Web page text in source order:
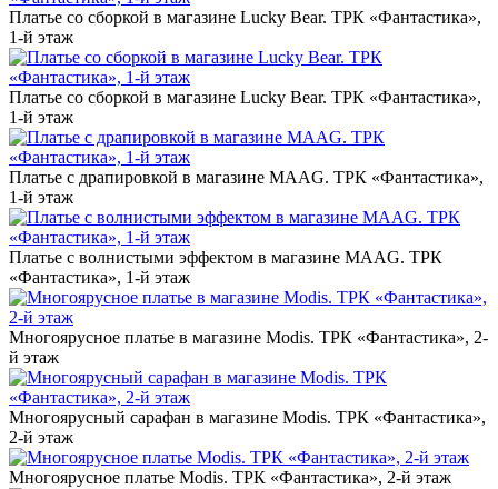
Платье со сборкой в магазине Lucky Bear. ТРК «Фантастика»,
1-й этаж
Платье со сборкой в магазине Lucky Bear. ТРК «Фантастика»,
1-й этаж
Платье с драпировкой в магазине MAAG. ТРК «Фантастика»,
1-й этаж
Платье с волнистыми эффектом в магазине MAAG. ТРК
«Фантастика», 1-й этаж
Многоярусное платье в магазине Modis. ТРК «Фантастика», 2-
й этаж
Многоярусный сарафан в магазине Modis. ТРК «Фантастика»,
2-й этаж
Многоярусное платье Modis. ТРК «Фантастика», 2-й этаж